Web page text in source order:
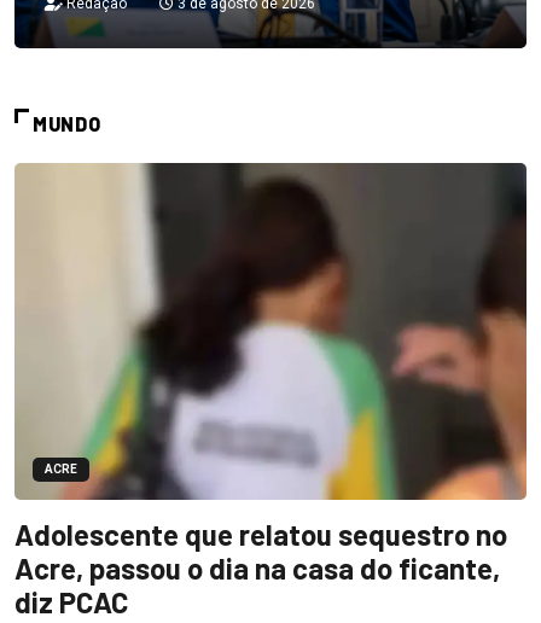
Redação 3 de agosto de 2026
MUNDO
ACRE
Adolescente que relatou sequestro no
Acre, passou o dia na casa do ficante,
diz PCAC